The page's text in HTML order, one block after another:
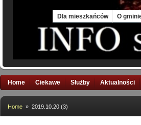
Dla mieszkańców O
Home Ciekawe Służby Aktualności
Home » 2019.10.20 (3)